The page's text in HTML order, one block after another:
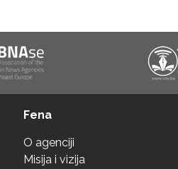
Fena
O agenciji
Misija i vizija